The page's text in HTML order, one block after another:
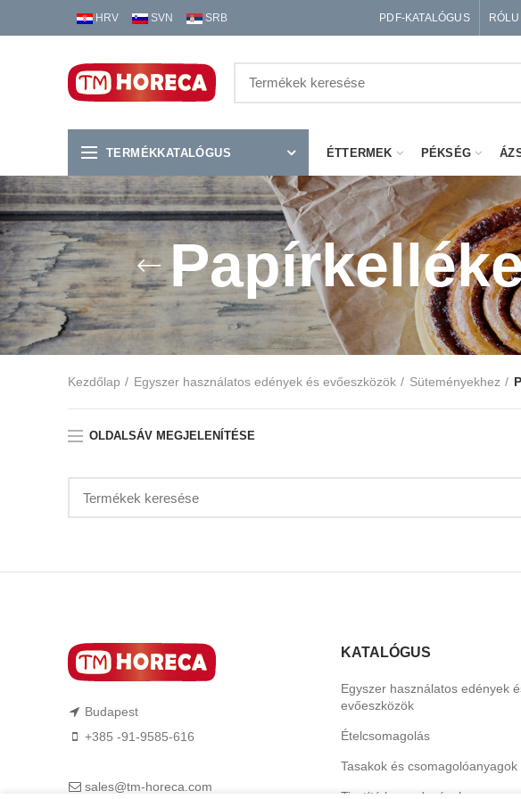
HRV SVN SRB PDF-KATALÓGUS
TERMÉKKATALÓGUS ÉTTERMEK PÉKSÉG
Kezdőlap Egyszer használatos edények és evőeszközök Süteményekhez
OLDALSÁV MEGJELENÍTÉSE
Budapest
+385 -91-9585-616
sales@tm-horeca.com
KATALÓGUS
Egyszer használatos edények
evőeszközök
Ételcsomagolás
Tasakok és csomagolóanyagok